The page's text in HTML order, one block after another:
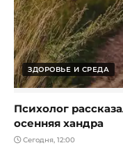
ЗДОРОВЬЕ И СРЕДА
Психолог
осенняя хандра
Сегодня, 12:00